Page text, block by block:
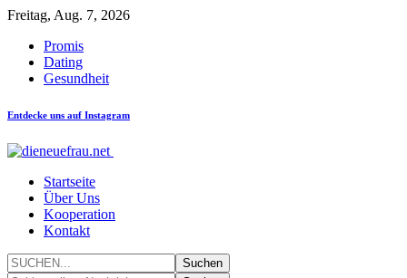
Freitag, Aug. 7, 2026
Promis
Dating
Gesundheit
Entdecke uns auf Instagram
Startseite
Über Uns
Kooperation
Kontakt